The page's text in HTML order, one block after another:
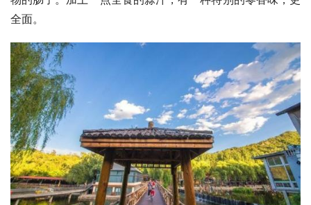
全面。